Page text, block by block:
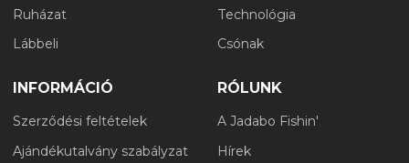
Ruházat
Lábbeli
Technológia
Csónak
INFORMÁCIÓ
Szerződési feltételek
Ajándékutalvány szabályzat
RÓLUNK
A Jadabo Fishin'
Hírek